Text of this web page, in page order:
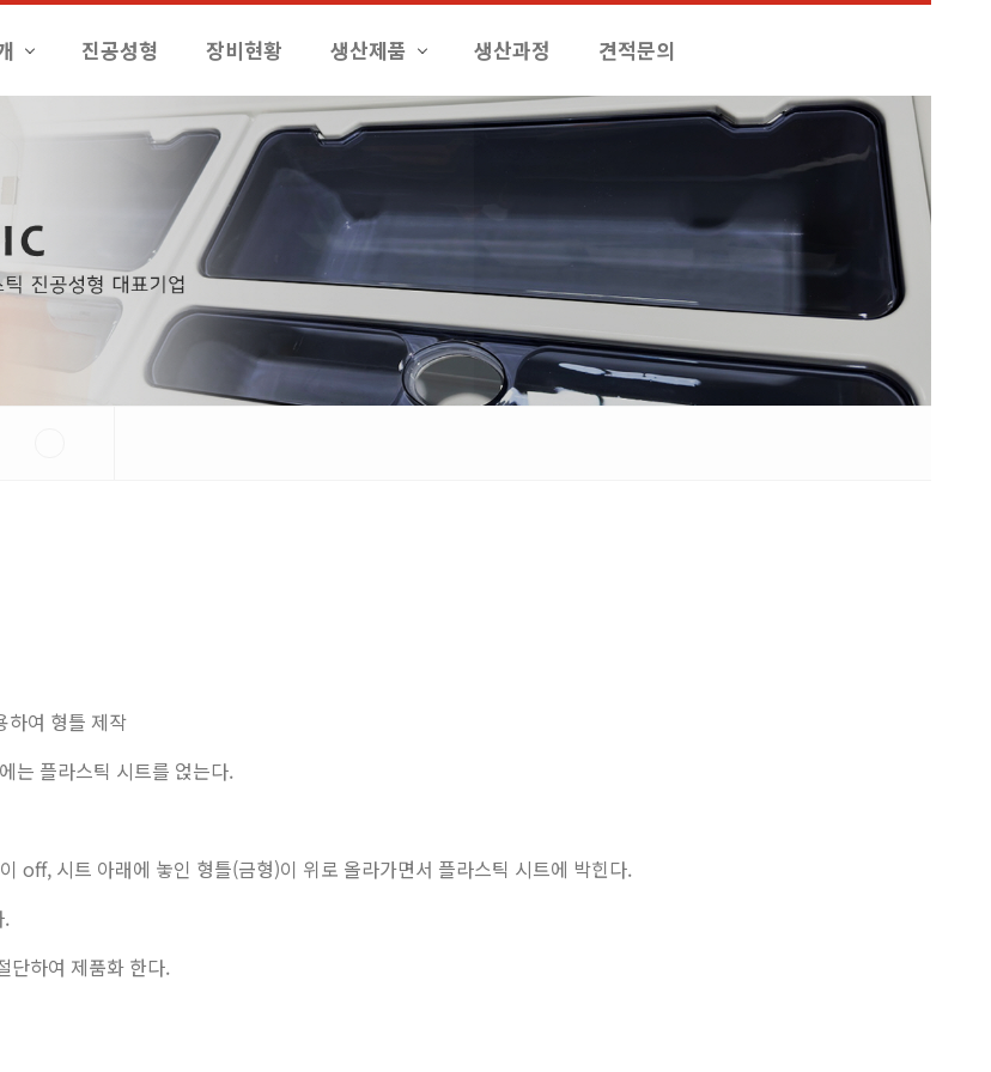
진공성형 장비현황 생산제품 생산과정 견적문의
하여 형틀 제작
는 플라스틱 시트를 얹는다.
off, 시트 아래에 놓인 형틀(금형)이 위로 올라가면서 플라스틱 시트에 박힌다.
.
단하여 제품화 한다.